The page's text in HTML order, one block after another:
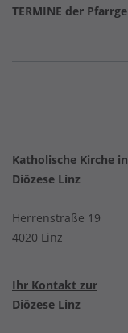
TERMINE der
Katholische Kirche
Diözese Linz
Herrenstraße 19
4020 Linz
Ihr Kontakt zur
Diözese Linz